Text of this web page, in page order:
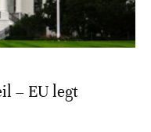
– EU legt